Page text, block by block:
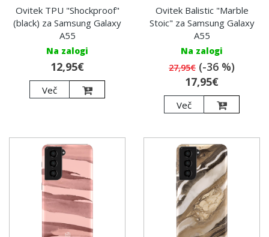
Ovitek TPU "Shockproof"
(black) za Samsung Galaxy
A55
Na zalogi
12,95€
Več
Ovitek Balistic "Marble
Stoic" za Samsung Galaxy
A55
Na zalogi
27,95€ (-36 %)
17,95€
Več